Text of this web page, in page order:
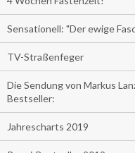
Sensationell: "Der ewige
TV-Straßenfeger
Die Sendung von Markus
Bestseller:
Jahrescharts 2019